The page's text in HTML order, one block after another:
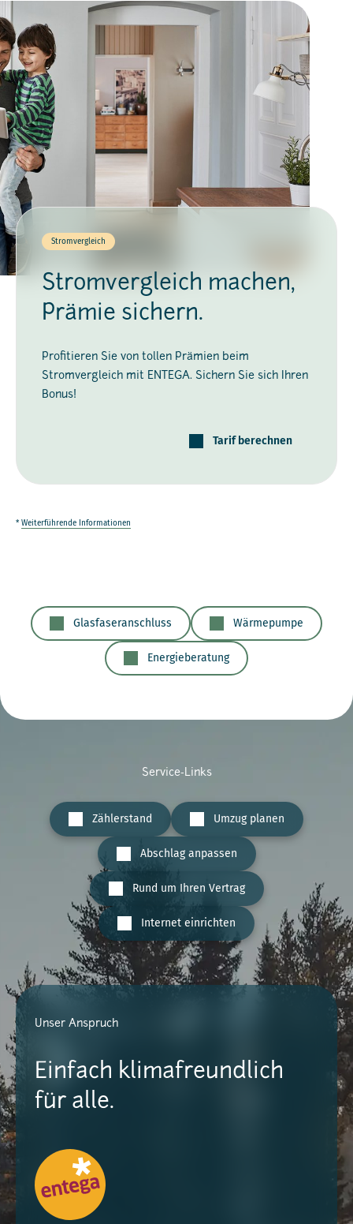
Stromvergleich
Stromvergleich machen,
Prämie sichern.
Profitieren Sie von tollen Prämien beim
Stromvergleich mit ENTEGA. Sichern Sie sich Ihren
Bonus!
Tarif berechnen
* Weiterführende Informationen
Glasfaseranschluss Wärmepumpe
Energieberatung
Service-Links
Zählerstand Umzug planen
Abschlag anpassen
Rund um Ihren Vertrag
Internet einrichten
Unser Anspruch
Einfach klimafreundlich
für alle.